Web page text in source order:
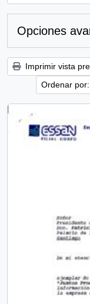
Opciones
Imprimir vista
Ordenar